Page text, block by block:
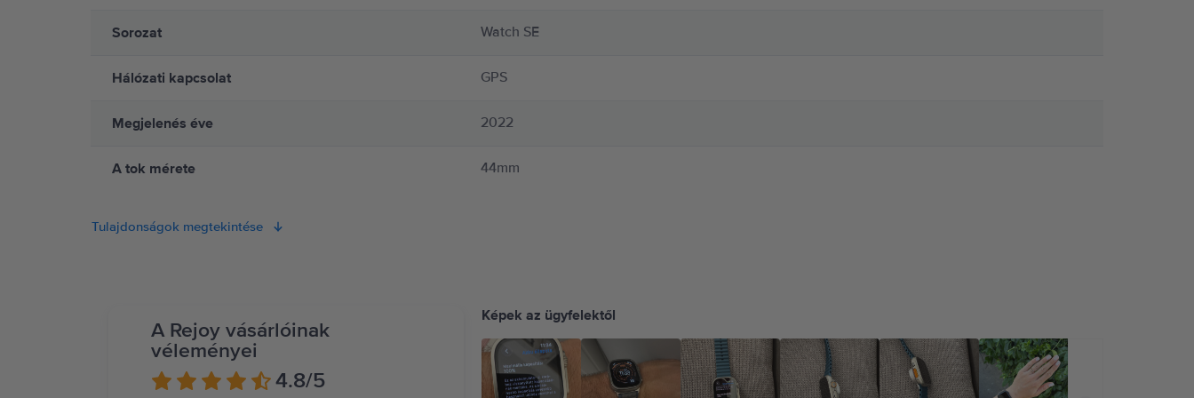
gyártójához az eszközöddel kapcsolatos konkrét információkért, és hogy megtudd, szükséges-e biztonságos távolságot tartanod az orvosi eszközeid és az Apple Watch, bizonyos szíjai, valamint az Apple Watch
Sorozat Watch SE
Hálózati kapcsolat GPS
Megjelenés éve 2022
A tok mérete 44mm
Tulajdonságok megtekintése
A Rejoy vásárlóinak
véleményei
4.8/5
Képek az ügyfelektől